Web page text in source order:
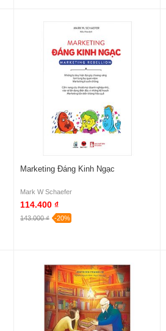
Marketing Đáng Kinh Ngạc
Mark W Schaefer
114.400 ₫
143.000 ₫ -20%